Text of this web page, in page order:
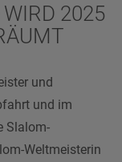
2025
und
und im
Slalom-
Weltmeisterin